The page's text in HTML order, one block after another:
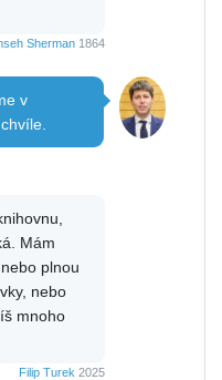
Sherman 1864
v
Mám
plnou
nebo
mnoho
Filip Turek 2025